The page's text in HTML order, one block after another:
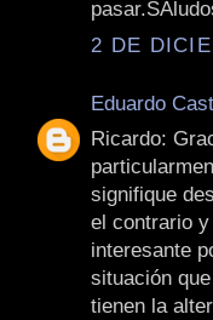
2 DE
Eduardo
Ricardo:
signifique
el contrario
interesante
situación
tienen la